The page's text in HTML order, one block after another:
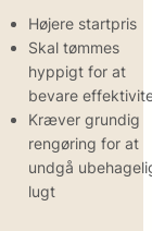
Højere startpris
Skal tømmes
hyppigt for at
bevare
Kræver grundig
rengøring for at
undgå
lugt